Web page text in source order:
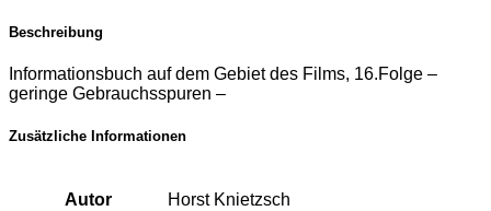
Beschreibung
Informationsbuch auf dem Gebiet des Films, 16.Folge –
geringe Gebrauchsspuren –
Zusätzliche Informationen
Autor Horst Knietzsch